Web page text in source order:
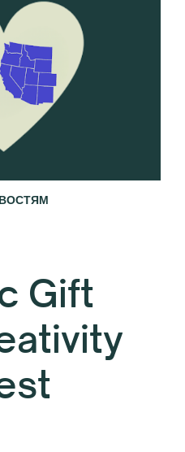
Gift